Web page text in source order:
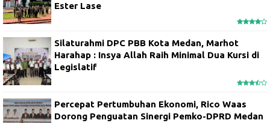
Ester Lase
Silaturahmi DPC PBB Kota Medan, Marhot
Harahap : Insya Allah Raih Minimal Dua Kursi di
Legislatif
Percepat Pertumbuhan Ekonomi, Rico Waas
Dorong Penguatan Sinergi Pemko-DPRD Medan